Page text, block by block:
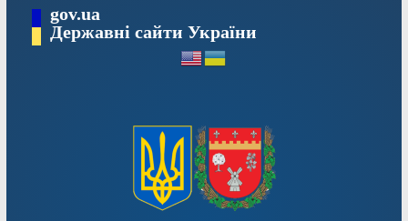
Перейтиgov.ua
Державні сайти України